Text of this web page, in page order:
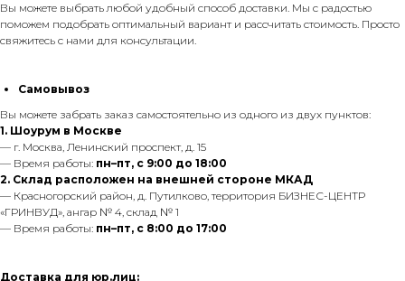
Вы можете выбрать любой удобный способ доставки. Мы с радостью
поможем подобрать оптимальный вариант и рассчитать стоимость. Просто
свяжитесь с нами для консультации.
Самовывоз
Вы можете забрать заказ самостоятельно из одного из двух пунктов:
1. Шоурум в Москве
— г. Москва, Ленинский проспект, д. 15
— Время работы: пн–пт, с 9:00 до 18:00
2. Склад расположен на внешней стороне МКАД
— Красногорский район, д. Путилково, территория БИЗНЕС-ЦЕНТР
«ГРИНВУД», ангар № 4, склад № 1
— Время работы: пн–пт, с 8:00 до 17:00
Доставка для юр.лиц: